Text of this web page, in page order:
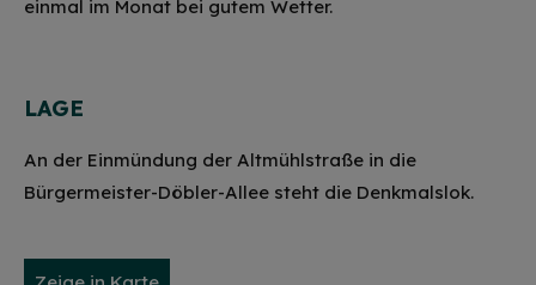
einmal im Monat bei gutem Wetter.
LAGE
An der Einmündung der Altmühlstraße in die
Bürgermeister-Döbler-Allee steht die Denkmalslok.